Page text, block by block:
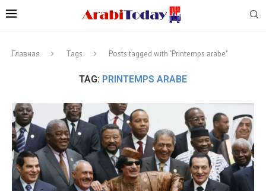
Главная Tags Posts tagged with "Printemps arabe"
TAG: PRINTEMPS ARABE